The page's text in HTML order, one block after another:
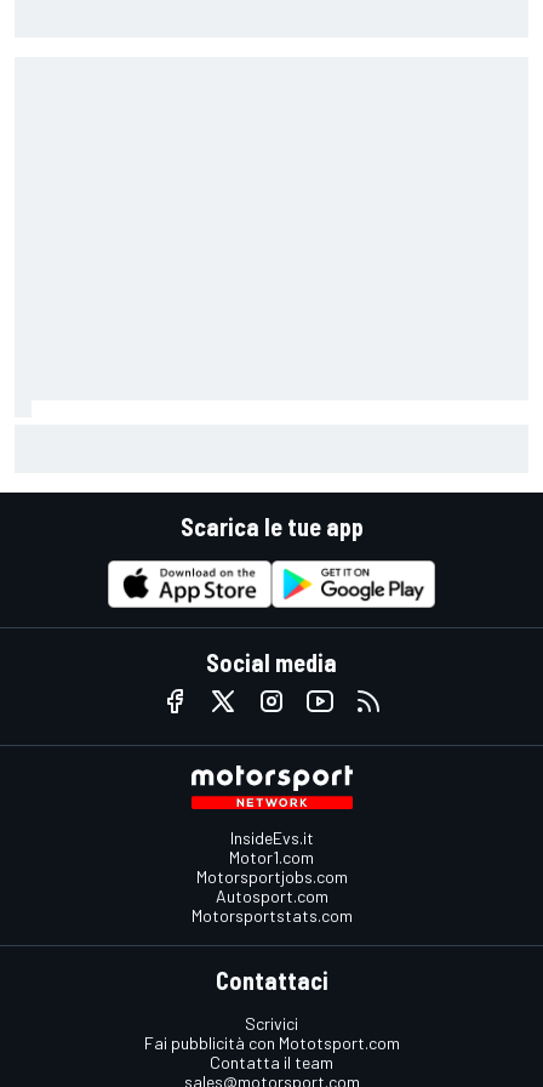
Scarica le tue app
Social media
InsideEvs.it
Motor1.com
Motorsportjobs.com
Autosport.com
Motorsportstats.com
Contattaci
Scrivici
Fai pubblicità con Mototsport.com
Contatta il team
sales@motorsport.com